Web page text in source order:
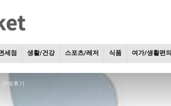
세점 생활/건강 스포츠/레저 식품 여가/생활편의
매후기